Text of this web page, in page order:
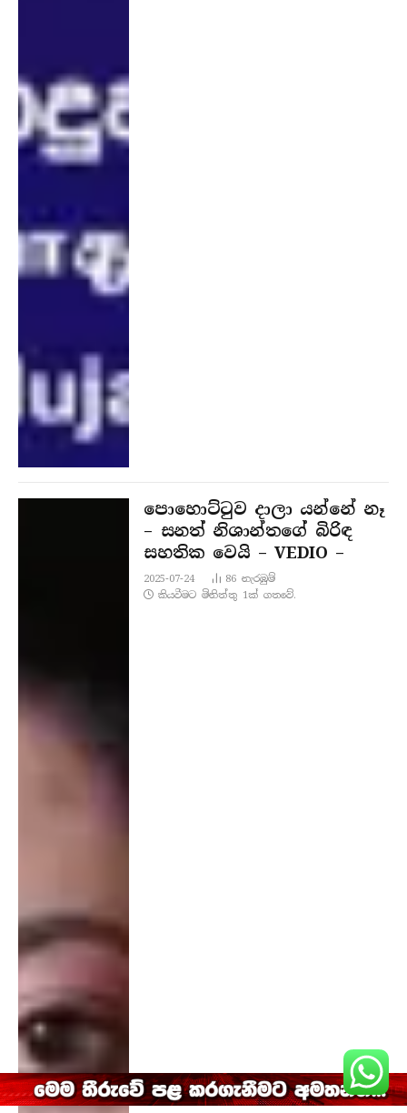
පොහොට්ටුව දාලා යන්නේ නෑ
– සනත් නිශාන්තගේ බිරිඳ
සහතික වෙයි – VEDIO –
2025-07-24 86නැරඹු​ම්
කියවීමට මිනිත්තු 1ක් ගතවේ.